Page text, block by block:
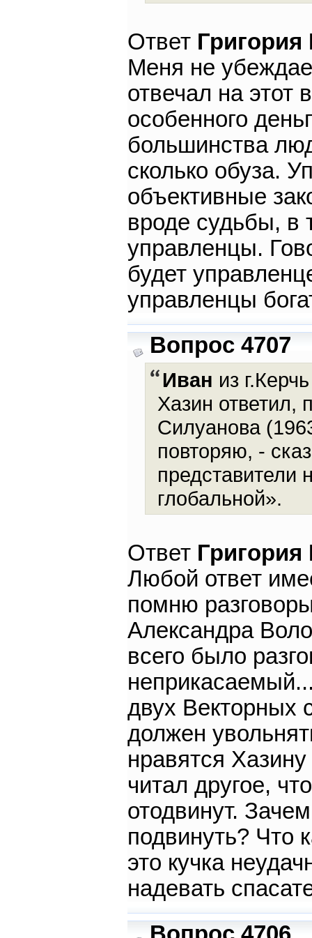
Ответ
Меня не
отвечал на этот
особенного
большинства
сколько обуза.
объективные
вроде судьбы, в
управленцы.
будет
управленцы
Вопрос 4707
Иван из
Хазин ответил,
Силуанова
повторяю, -
глобальной».
Ответ
Любой ответ
помню
Александра
всего было
двух Векторных
должен
нравятся
читал другое,
отодвинут.
подвинуть? Что
это кучка
надевать